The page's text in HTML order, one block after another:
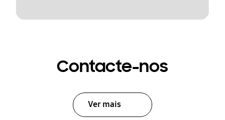
Contacte-nos
Ver mais